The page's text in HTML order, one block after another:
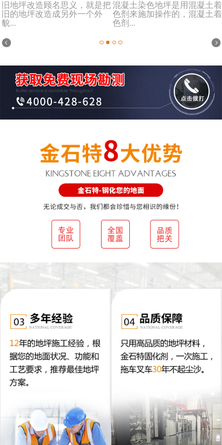
旧地坪改造顾名思义，就是把
旧的地坪改造成另外一个外
貌...
混凝土染色地坪是用混凝土着
色剂来施加操作的，混凝土着
色剂...